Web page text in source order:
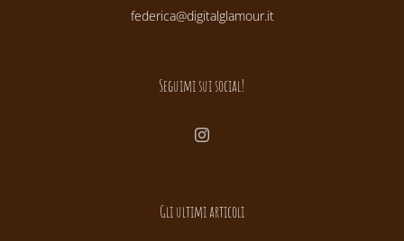
federica@digitalglamour.it
Seguimi sui social!
Gli ultimi articoli